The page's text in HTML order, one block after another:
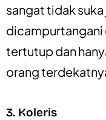
sangat tidak
dicampurtangani
tertutup dan
orang
3. Koleris